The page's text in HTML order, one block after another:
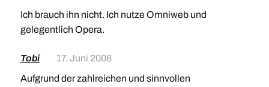
Ich brauch ihn nicht. Ich nutze Omniweb und
gelegentlich Opera.
Tobi
17. Juni 2008
Aufgrund der zahlreichen und sinnvollen